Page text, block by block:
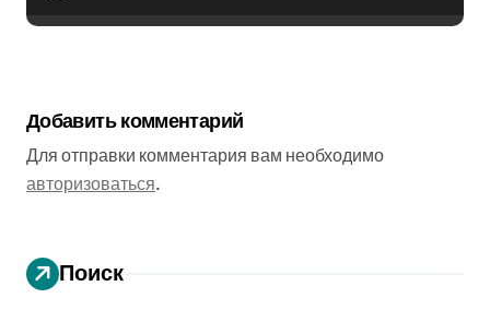
Добавить комментарий
Для отправки комментария вам необходимо
авторизоваться.
Поиск